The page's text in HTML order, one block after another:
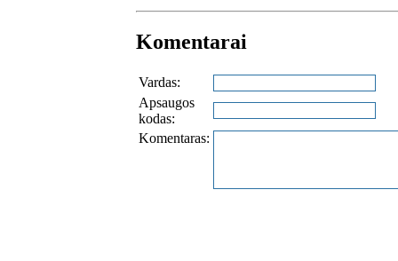
Komentarai
Vardas:
Apsaugos
kodas:
Komentaras: